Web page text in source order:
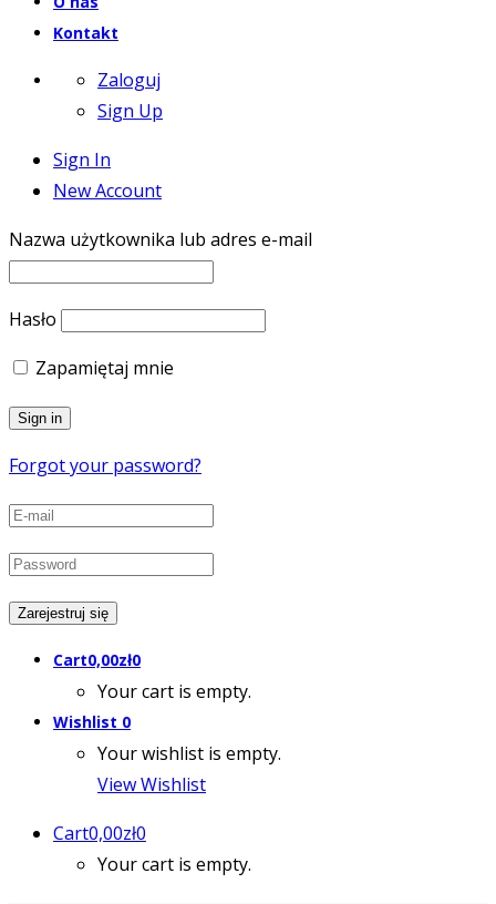
Kontakt
Zaloguj
Sign Up
Sign In
New Account
Nazwa użytkownika lub adres e-mail
Hasło
Zapamiętaj mnie
Forgot your password?
Cart0,00zł0
Your cart is empty.
Wishlist 0
Your wishlist is empty.
View Wishlist
Cart0,00zł0
Your cart is empty.